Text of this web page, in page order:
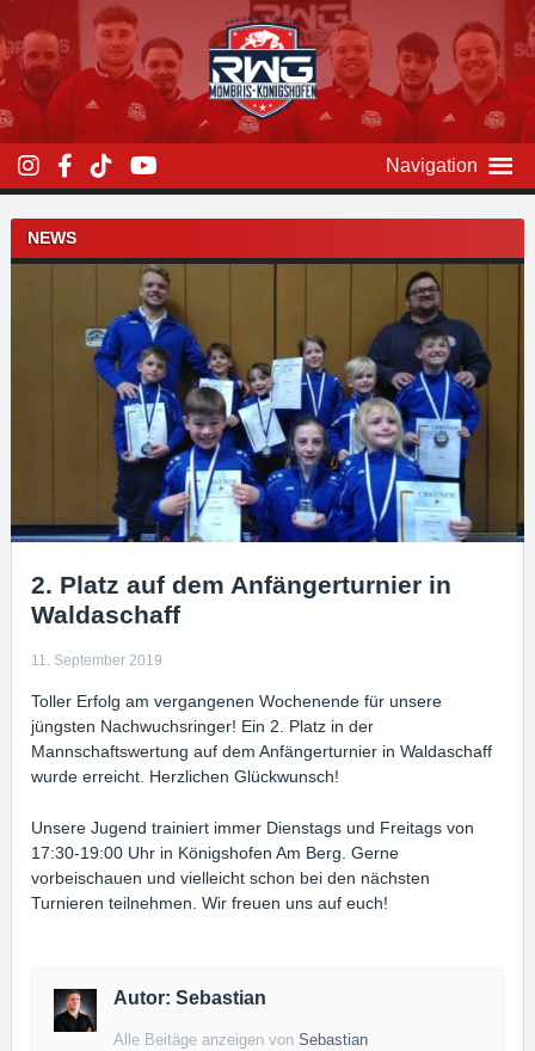
Inhalt
überspringen
Navigation
NEWS
2. Platz auf dem Anfängerturnier in
Waldaschaff
11. September 2019
Toller Erfolg am vergangenen Wochenende für unsere
jüngsten Nachwuchsringer! Ein 2. Platz in der
Mannschaftswertung auf dem Anfängerturnier in Waldaschaff
wurde erreicht. Herzlichen Glückwunsch!
Unsere Jugend trainiert immer Dienstags und Freitags von
17:30-19:00 Uhr in Königshofen Am Berg. Gerne
vorbeischauen und vielleicht schon bei den nächsten
Turnieren teilnehmen. Wir freuen uns auf euch!
Autor: Sebastian
Alle Beitäge anzeigen vonSebastian
Beitragsnavigation